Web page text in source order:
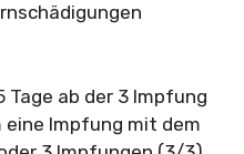
ab der 3 Impfung
eine Impfung mit dem